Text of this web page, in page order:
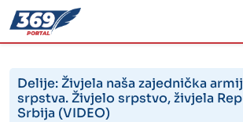
Delije: Živjela naša zajednička
srpstva. Živjelo srpstvo, živjela
Srbija (VIDEO)